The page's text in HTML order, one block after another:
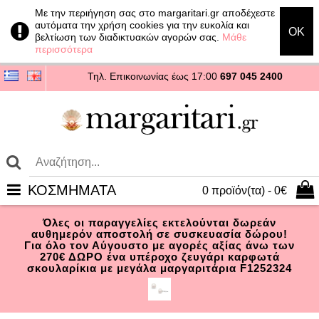
Με την περιήγηση σας στο margaritari.gr αποδέχεστε
αυτόματα την χρήση cookies για την ευκολία και
βελτίωση των διαδικτυακών αγορών σας. Μάθε
περισσότερα
OK
Τηλ. Επικοινωνίας έως 17:00 697 045 2400
0 προϊόν(τα) - 0€
ΚΟΣΜΗΜΑΤΑ
Όλες οι παραγγελίες εκτελούνται δωρεάν
αυθημερόν αποστολή σε συσκευασία δώρου!
Για όλο τον Αύγουστο με αγορές αξίας άνω των
270€ ΔΩΡΟ ένα υπέροχο ζευγάρι καρφωτά
σκουλαρίκια με μεγάλα μαργαριτάρια F1252324